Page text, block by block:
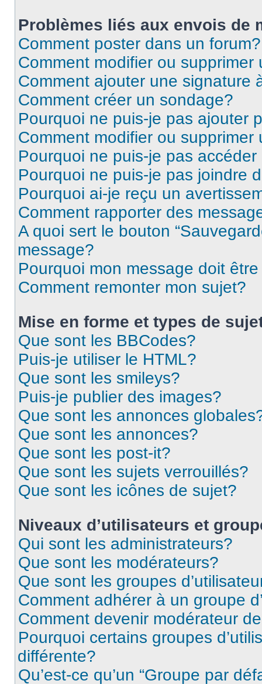
Problèmes liés aux envois de
Comment poster dans un forum?
Comment modifier ou supprimer
Comment ajouter une signature
Comment créer un sondage?
Pourquoi ne puis-je pas ajouter
Comment modifier ou supprimer
Pourquoi ne puis-je pas
Pourquoi ne puis-je pas joindre
Pourquoi ai-je reçu un
Comment rapporter des
A quoi sert le bouton
message?
Pourquoi mon message doit
Comment remonter mon sujet?
Mise en forme et types de
Que sont les BBCodes?
Puis-je utiliser le HTML?
Que sont les smileys?
Puis-je publier des images?
Que sont les annonces
Que sont les annonces?
Que sont les post-it?
Que sont les sujets verrouillés?
Que sont les icônes de sujet?
Niveaux d’utilisateurs et
Qui sont les administrateurs?
Que sont les modérateurs?
Que sont les groupes
Comment adhérer à un groupe
Comment devenir modérateur
Pourquoi certains groupes
différente?
Qu’est-ce qu’un “Groupe par